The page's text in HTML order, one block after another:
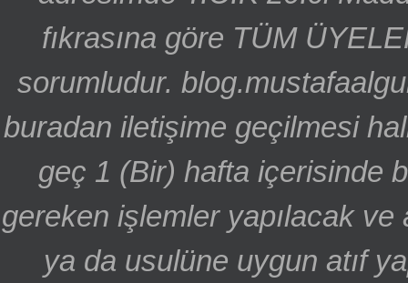
fıkrasına göre TÜM
sorumludur.
buradan iletişime geçilmesi
geç 1 (Bir) hafta içerisinde
gereken işlemler yapılacak ve
ya da usulüne uygun atıf